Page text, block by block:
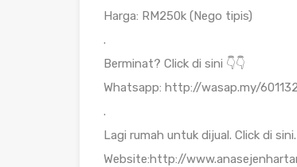
Harga: RM250k (Nego tipis)
.
Berminat? Click di sini 👇👇
Whatsapp: http://wasap.my/
.
Lagi rumah untuk dijual. Click di sini.
Website:http://